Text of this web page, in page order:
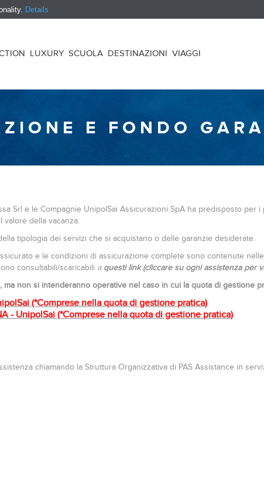
LUXURY SCUOLA DESTINAZIONI VIAGGI
E FONDO
Srl e le Compagnie UnipolSai Assicurazioni SpA ha predisposto per
della vacanza.
tipologia dei servizi che si acquistano o delle garanzie desiderate.
e le condizioni di assicurazione complete sono contenute
consultabili/scaricabili a questi link (cliccare su ogni assistenza per
non si intenderanno operative nel caso in cui la quota di gestione
(*Comprese nella quota di gestione pratica)
- UnipolSai (*Comprese nella quota di gestione pratica)
chiamando la Struttura Organizzativa di PAS Assistance in
Details